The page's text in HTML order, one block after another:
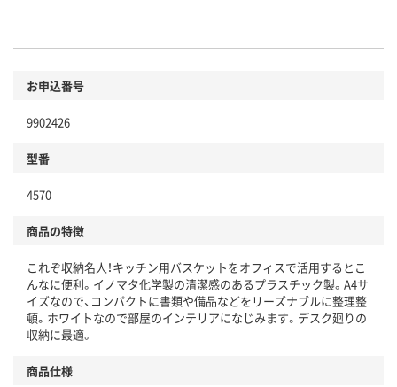
お申込番号
9902426
型番
4570
商品の特徴
これぞ収納名人！キッチン用バスケットをオフィスで活用するとこ
んなに便利。イノマタ化学製の清潔感のあるプラスチック製。A4サ
イズなので、コンパクトに書類や備品などをリーズナブルに整理整
頓。ホワイトなので部屋のインテリアになじみます。デスク廻りの
収納に最適。
商品仕様